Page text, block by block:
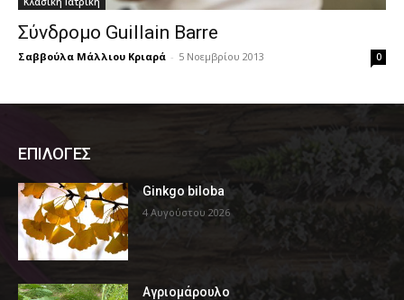
Σύνδρομο Guillain Barre
Σαββούλα Μάλλιου Κριαρά - 5 Νοεμβρίου 2013 0
ΕΠΙΛΟΓΕΣ
Ginkgo biloba
4 Αυγούστου 2026
Αγριομάρουλο